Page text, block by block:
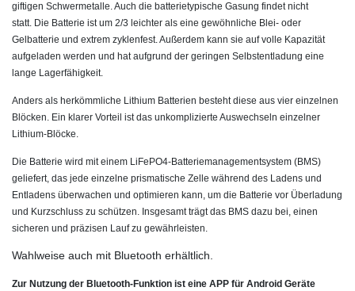
giftigen Schwermetalle. Auch die batterietypische Gasung findet nicht
statt. Die Batterie ist um 2/3 leichter als eine gewöhnliche Blei- oder
Gelbatterie und extrem zyklenfest. Außerdem kann sie auf volle Kapazität
aufgeladen werden und hat aufgrund der geringen Selbstentladung eine
lange Lagerfähigkeit.
Anders als herkömmliche Lithium Batterien besteht diese aus vier einzelnen
Blöcken. Ein klarer Vorteil ist das unkomplizierte Auswechseln einzelner
Lithium-Blöcke.
Die Batterie wird mit einem LiFePO4-Batteriemanagementsystem (BMS)
geliefert, das jede einzelne prismatische Zelle während des Ladens und
Entladens überwachen und optimieren kann, um die Batterie vor Überladung
und Kurzschluss zu schützen. Insgesamt trägt das BMS dazu bei, einen
sicheren und präzisen Lauf zu gewährleisten.
Wahlweise auch mit Bluetooth erhältlich.
Zur Nutzung der Bluetooth-Funktion ist eine APP für Android Geräte